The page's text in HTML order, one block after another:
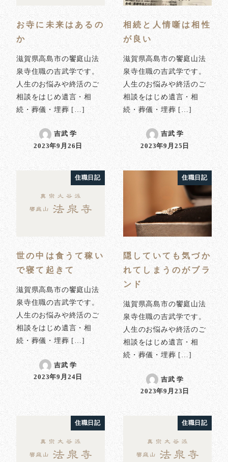
お寺に未来はあるの
か
滋賀県高島市の饗庭山法
泉寺住職の吉武学です。
人生のお悩みや終活のご
相談をはじめ遺言・相
続・葬儀・埋葬 […]
吉武 学
投稿日
2023年9月26日
相続と人情噺は相性
が良い
滋賀県高島市の饗庭山法
泉寺住職の吉武学です。
人生のお悩みや終活のご
相談をはじめ遺言・相
続・葬儀・埋葬 […]
吉武 学
投稿日
2023年9月25日
住職日記
世の中は食うて稼い
で寝て起きて
滋賀県高島市の饗庭山法
泉寺住職の吉武学です。
人生のお悩みや終活のご
相談をはじめ遺言・相
続・葬儀・埋葬 […]
吉武 学
投稿日
2023年9月24日
住職日記
隠していても気づか
れてしまうのがブラ
ンド
滋賀県高島市の饗庭山法
泉寺住職の吉武学です。
人生のお悩みや終活のご
相談をはじめ遺言・相
続・葬儀・埋葬 […]
吉武 学
投稿日
2023年9月23日
住職日記 住職日記